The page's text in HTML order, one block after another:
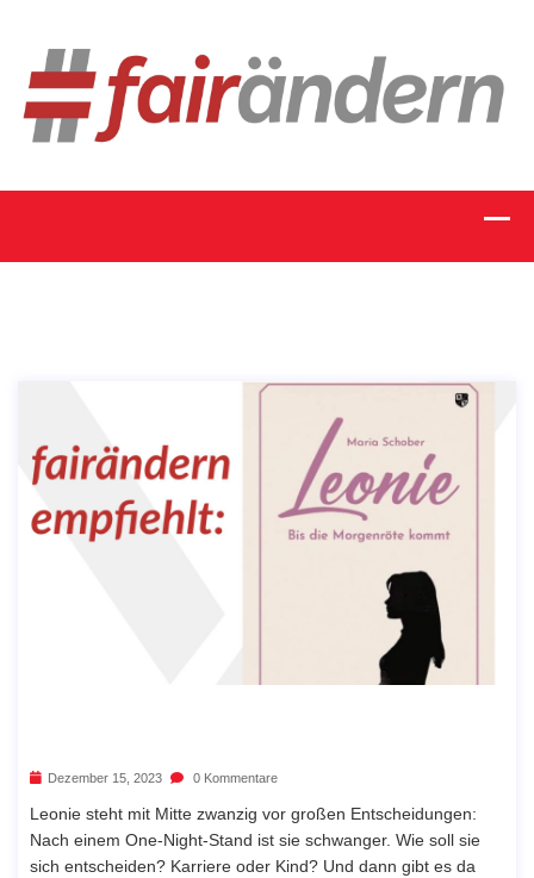
Dezember 15, 2023 0 Kommentare
Leonie steht mit Mitte zwanzig vor großen Entscheidungen:
Nach einem One-Night-Stand ist sie schwanger. Wie soll sie
sich entscheiden? Karriere oder Kind? Und dann gibt es da